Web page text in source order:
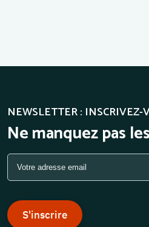
NEWSLETTER : INSCRIVEZ-
Ne manquez pas
S'inscrire